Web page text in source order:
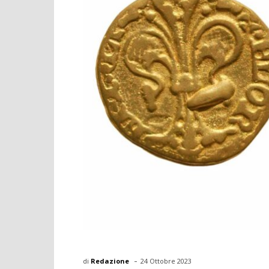
di Redazione - 24 Ottobre 2023